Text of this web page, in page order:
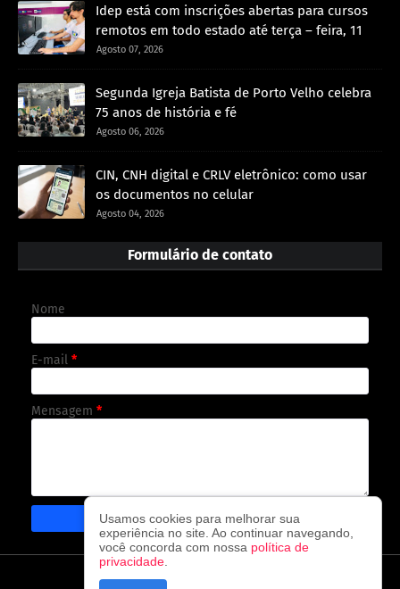
Idep está com inscrições abertas para cursos
remotos em todo estado até terça – feira, 11
Agosto 07, 2026
Segunda Igreja Batista de Porto Velho celebra
75 anos de história e fé
Agosto 06, 2026
CIN, CNH digital e CRLV eletrônico: como usar
os documentos no celular
Agosto 04, 2026
Formulário de contato
Nome
E-mail *
Mensagem *
CAPA CONTATO
Usamos cookies para melhorar sua
experiência no site. Ao continuar navegando,
você concorda com nossa política de
privacidade